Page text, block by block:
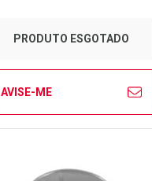
Ver Desconto Convênio
PRODUTO ESGOTADO
AVISE-ME